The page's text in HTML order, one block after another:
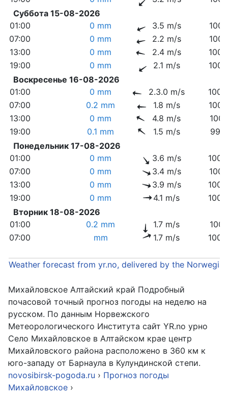
Суббота 15-08-2026
01:00
0 mm 3.5 m/s
07:00
0 mm 2.2 m/s
13:00
0 mm 2.4 m/s
19:00
0 mm 2.1 m/s
Воскресенье 16-08-2026
01:00
0 mm 2.3.0 m/s
07:00
0.2 mm 1.8 m/s
13:00
0 mm 4.8 m/s
19:00
0.1 mm 1.5 m/s
Понедельник 17-08-2026
01:00
0 mm 3.6 m/s
07:00
0 mm 3.4 m/s
13:00
0 mm 3.9 m/s
19:00
0 mm 4.1 m/s
Вторник 18-08-2026
01:00
0.2 mm 1.7 m/s
07:00
mm 1.7 m/s
Weather forecast from yr.no, delivered by the
Михайловское Алтайский край Подробный
почасовой точный прогноз погоды на неделю на
русском. По данным Норвежского
Метеорологического Института сайт YR.no урно
Cело Михайловское в Алтайском крае центр
Михайловского района расположено в 360 км к
юго-западу от Барнаула в Кулундинской степи.
novosibirsk-pogoda.ru › Прогноз погоды
Михайловское ›